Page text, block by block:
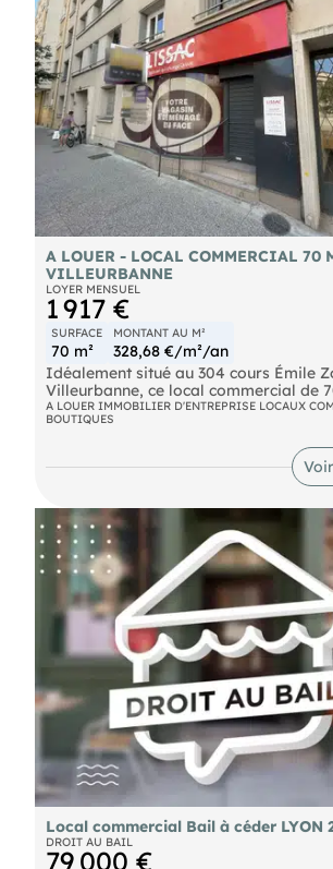
- Charges annuelles : 1170 € HT
- Taxe foncière : 2600 € Preneur
- Honoraires : 15% HT à la charge du
3 315,00 € HT)
A LOUER - LOCAL COMMERCIAL 70
VILLEURBANNE
LOYER MENSUEL
1 917 €
SURFACE
70 m²
MONTANT AU M²
328,68 €/m²/an
Idéalement situé au 304 cours Émile
Villeurbanne, ce local commercial de
bon état bénéficie d'une excellente
axe à fort passage de voitures et de
local est équipé d'une climatisation et
métalliques. Convient à de
commerciales ou de services.
A LOUER IMMOBILIER D'ENTREPRISE LOCAUX
BOUTIQUES
Local commercial Bail à céder LYON
DROIT AU BAIL
79 000 €